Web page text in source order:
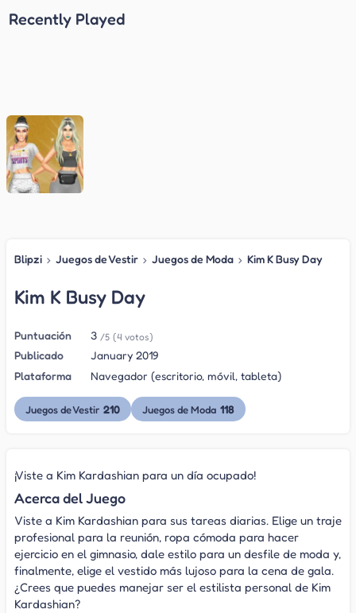
Recently Played
Blipzi › Juegos de Vestir › Juegos de Moda › Kim K Busy Day
Kim K Busy Day
Puntuación 3 /5 (4 votos)
Publicado
January 2019
Plataforma
Navegador (escritorio, móvil, tableta)
Juegos de Vestir 210 Juegos de Moda 118
¡Viste a Kim Kardashian para un día ocupado!
Acerca del Juego
Viste a Kim Kardashian para sus tareas diarias. Elige un traje
profesional para la reunión, ropa cómoda para hacer
ejercicio en el gimnasio, dale estilo para un desfile de moda y,
finalmente, elige el vestido más lujoso para la cena de gala.
¿Crees que puedes manejar ser el estilista personal de Kim
Kardashian?